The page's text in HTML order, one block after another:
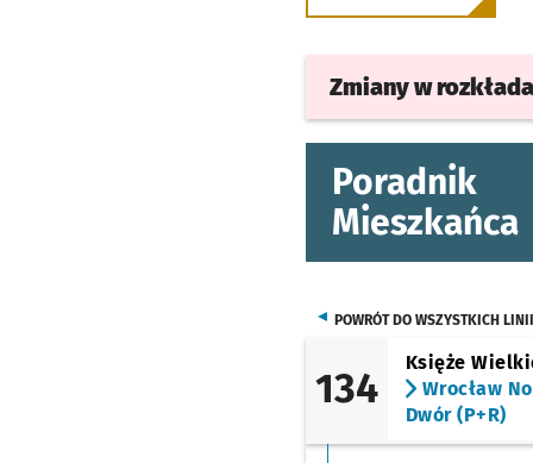
Zmiany w
Poradnik
Mieszkańca
POWRÓT DO WSZYSTKICH LINII
134
Księże
Wrocław
Dwór (P+R)